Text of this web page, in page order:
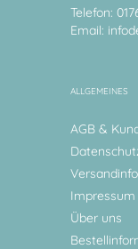
Telefon:
Email:
ALLGEMEINES
AGB &
Impressum
Über uns